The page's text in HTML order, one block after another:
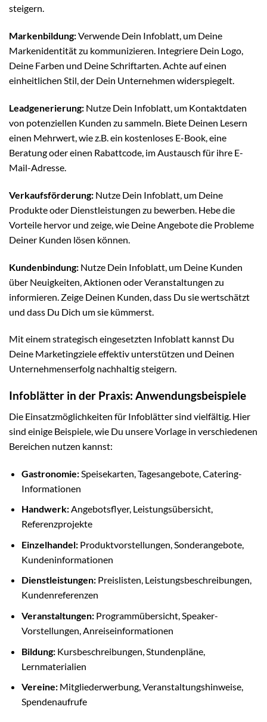
steigern.
Markenbildung:Verwende Dein Infoblatt, um Deine
Markenidentität zu kommunizieren. Integriere Dein Logo,
Deine Farben und Deine Schriftarten. Achte auf einen
einheitlichen Stil, der Dein Unternehmen widerspiegelt.
Leadgenerierung: Nutze Dein Infoblatt, um Kontaktdaten
von potenziellen Kunden zu sammeln. Biete Deinen Lesern
einen Mehrwert, wie z.B. ein kostenloses E-Book, eine
Beratung oder einen Rabattcode, im Austausch für ihre E-
Mail-Adresse.
Verkaufsförderung: Nutze Dein Infoblatt, um Deine
Produkte oder Dienstleistungen zu bewerben. Hebe die
Vorteile hervor und zeige, wie Deine Angebote die Probleme
Deiner Kunden lösen können.
Kundenbindung: Nutze Dein Infoblatt, um Deine Kunden
über Neuigkeiten, Aktionen oder Veranstaltungen zu
informieren. Zeige Deinen Kunden, dass Du sie wertschätzt
und dass Du Dich um sie kümmerst.
Mit einem strategisch eingesetzten Infoblatt kannst Du
Deine Marketingziele effektiv unterstützen und Deinen
Unternehmenserfolg nachhaltig steigern.
Infoblätter in der Praxis: Anwendungsbeispiele
Die Einsatzmöglichkeiten für Infoblätter sind vielfältig. Hier
sind einige Beispiele, wie Du unsere Vorlage in verschiedenen
Bereichen nutzen kannst:
Gastronomie:Speisekarten, Tagesangebote, Catering-
Informationen
Handwerk:Angebotsflyer, Leistungsübersicht,
Referenzprojekte
Einzelhandel:Produktvorstellungen, Sonderangebote,
Kundeninformationen
Dienstleistungen:Preislisten, Leistungsbeschreibungen,
Kundenreferenzen
Veranstaltungen:Programmübersicht, Speaker-
Vorstellungen, Anreiseinformationen
Bildung:Kursbeschreibungen, Stundenpläne,
Lernmaterialien
Vereine:Mitgliederwerbung, Veranstaltungshinweise,
Spendenaufrufe